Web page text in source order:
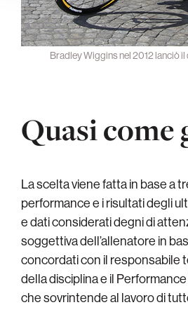
Bradley Wiggins nel 2012 lanciò
Quasi come
La scelta viene fatta in base a
performance e i risultati degli
e dati considerati degni di
soggettiva dell’allenatore in
concordati con il responsabile
della disciplina e il
che sovrintende al lavoro di